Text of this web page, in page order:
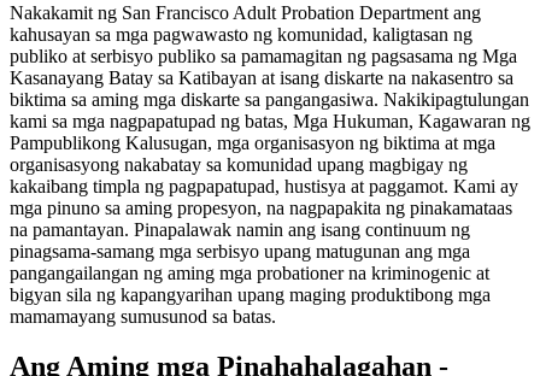
Nakakamit ng San Francisco Adult Probation Department ang
kahusayan sa mga pagwawasto ng komunidad, kaligtasan ng
publiko at serbisyo publiko sa pamamagitan ng pagsasama ng Mga
Kasanayang Batay sa Katibayan at isang diskarte na nakasentro sa
biktima sa aming mga diskarte sa pangangasiwa. Nakikipagtulungan
kami sa mga nagpapatupad ng batas, Mga Hukuman, Kagawaran ng
Pampublikong Kalusugan, mga organisasyon ng biktima at mga
organisasyong nakabatay sa komunidad upang magbigay ng
kakaibang timpla ng pagpapatupad, hustisya at paggamot. Kami ay
mga pinuno sa aming propesyon, na nagpapakita ng pinakamataas
na pamantayan. Pinapalawak namin ang isang continuum ng
pinagsama-samang mga serbisyo upang matugunan ang mga
pangangailangan ng aming mga probationer na kriminogenic at
bigyan sila ng kapangyarihan upang maging produktibong mga
mamamayang sumusunod sa batas.
Ang Aming mga Pinahahalagahan -